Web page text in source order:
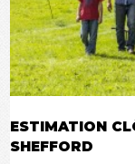
ESTIMATION
SHEFFORD